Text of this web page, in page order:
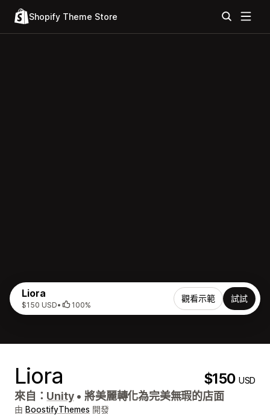
Shopify Theme Store
Liora
$150 USD• 100%
觀看示範 試試
Liora $150USD
來自： Unity • 將美麗轉化為完美無瑕的店面
由 BoostifyThemes 開發